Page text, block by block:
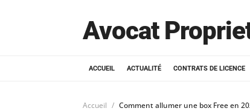
Avocat
ACCUEIL ACTUALITÉ CONTRATS DE LICENCE
Accueil Comment allumer une box Free en